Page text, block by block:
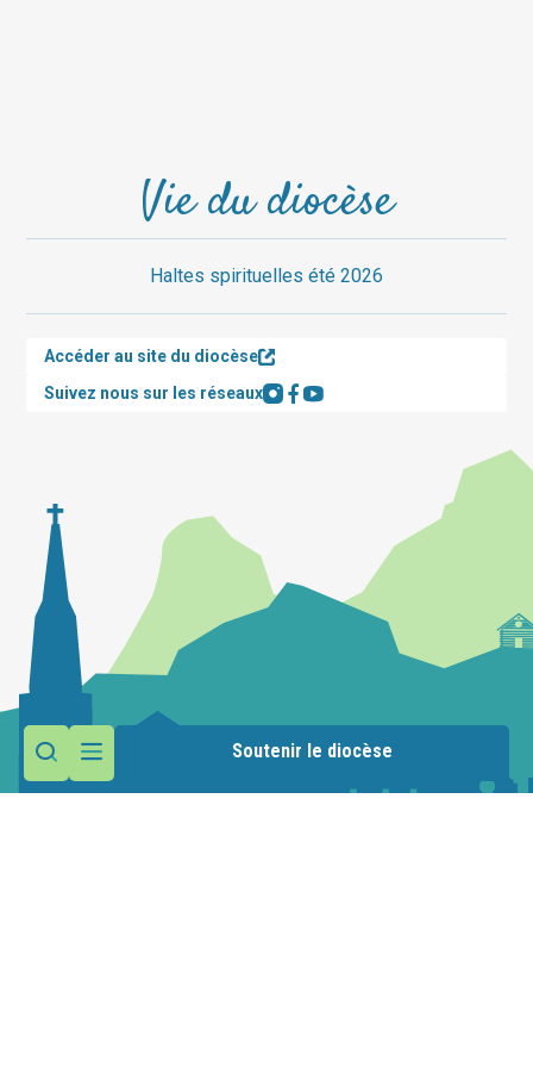
Soutenir le diocèse
Vie du diocèse
Haltes spirituelles été 2026
Accéder au site du diocèse
Suivez nous sur les réseaux